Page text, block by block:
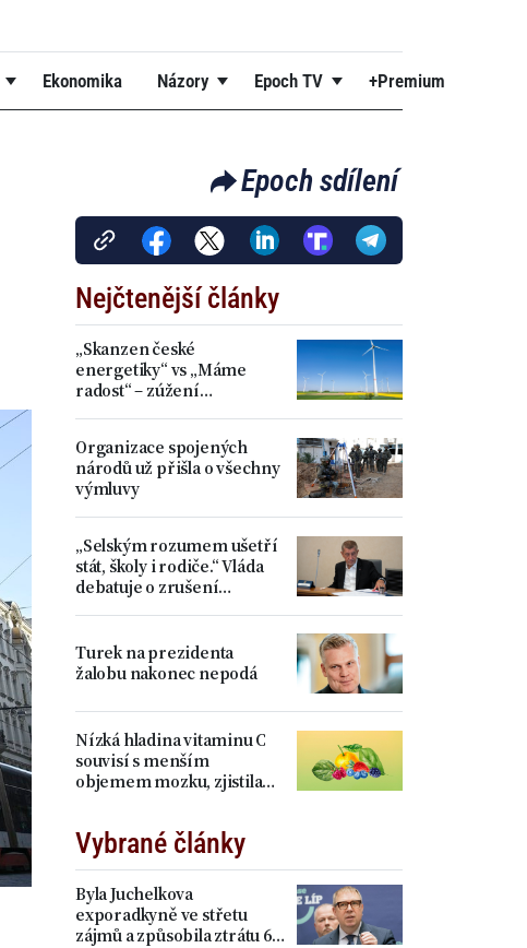
Ekonomika Názory Epoch TV +Premium
Epoch sdílení
Nejčtenější články
„Skanzen české
energetiky“ vs „Máme
radost“ – zúžení
Organizace spojených
národů už přišla o všechny
výmluvy
„Selským rozumem ušetří
stát, školy i rodiče.“ Vláda
debatuje o zrušení
Turek na prezidenta
žalobu nakonec nepodá
Nízká hladina vitaminu C
souvisí s menším
objemem mozku, zjistila
Vybrané články
Byla Juchelkova
exporadkyně ve střetu
zájmů a způsobila ztrátu 64